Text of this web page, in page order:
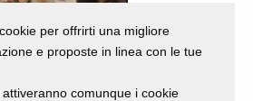
per offrirti una migliore
e proposte in linea con le tue
comunque i cookie